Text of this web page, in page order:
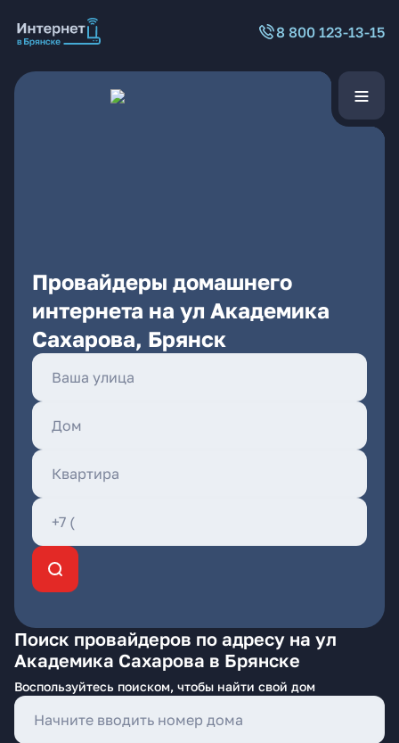
8 800 123-13-15
Провайдеры домашнего
интернета на ул Академика
Сахарова, Брянск
Поиск провайдеров по адресу на ул
Академика Сахарова в Брянске
Воспользуйтесь поиском, чтобы найти свой дом